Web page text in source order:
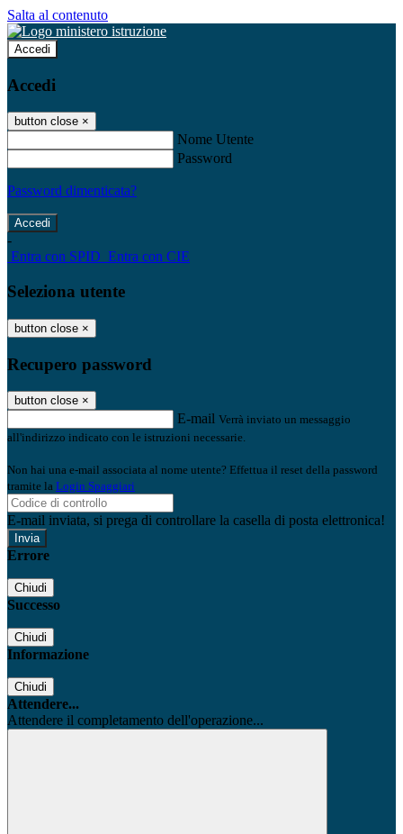
Salta al contenuto
Accedi
Accedi
button close ×
Nome Utente
Password
Password dimenticata?
-
Entra con SPID Entra con CIE
Seleziona utente
button close ×
Recupero password
button close ×
E-mail Verrà inviato un messaggio
all'indirizzo indicato con le istruzioni necessarie.
Non hai una e-mail associata al nome utente? Effettua il reset della password
tramite la Login Spaggiari
E-mail inviata, si prega di controllare la casella di posta elettronica!
Errore
Chiudi
Successo
Chiudi
Informazione
Chiudi
Attendere...
Attendere il completamento dell'operazione...